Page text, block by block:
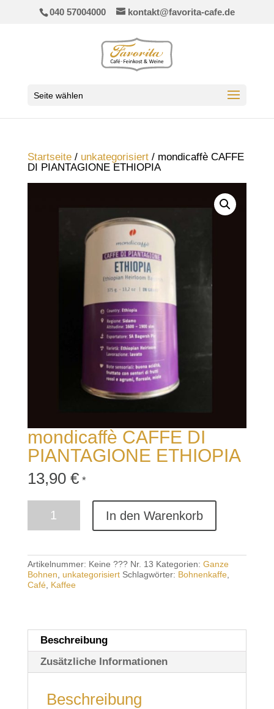
040 57004000 kontakt@favorita-cafe.de
Seite wählen
Startseite/ unkategorisiert/ mondicaffè CAFFE
DI PIANTAGIONE ETHIOPIA
mondicaffè CAFFE DI
PIANTAGIONE ETHIOPIA
13,90 € *
CAFFE
Menge
In den Warenkorb
Artikelnummer: Keine ??? Nr. 13 Kategorien: Ganze
Bohnen
unkategorisiert Schlagwörter: Bohnenkaffe,
Café, Kaffee
Beschreibung
Zusätzliche Informationen
Beschreibung